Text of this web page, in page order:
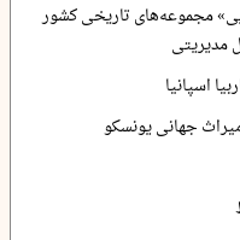
مجموعه‌های تاریخی کشور
مدیریتی
اسپانیا
جهانی یونسکو